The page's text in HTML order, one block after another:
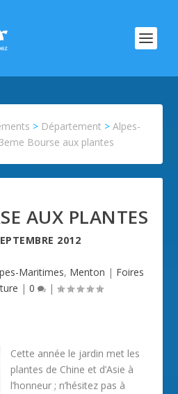
> Département >Alpes-
3eme Bourse aux plantes
AUX PLANTES
2012
Maritimes, Menton | Foires
| 0 |
Cette année le jardin met les
plantes de Chine et d’Asie à
l’honneur ; n’hésitez pas à